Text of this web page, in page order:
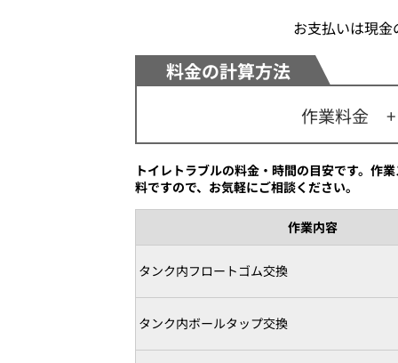
お支払いは現
料金の計算方法
作業料金 +
トイレトラブルの料金・時間の目安です。作
料ですので、お気軽にご相談ください。
作業内容
タンク内フロートゴム交換
タンク内ボールタップ交換